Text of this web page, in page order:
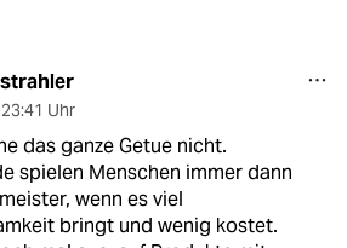
23:41 Uhr
das ganze Getue nicht.
spielen Menschen immer dann
wenn es viel
bringt und wenig kostet.